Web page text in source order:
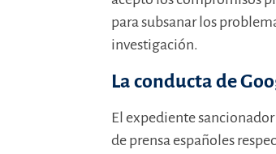
para subsanar los
investigación.
La conducta de
El expediente
de prensa españoles